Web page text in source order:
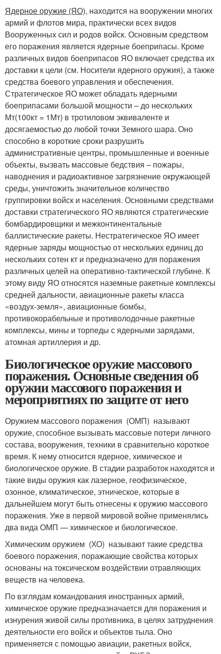
Ядерное оружие (ЯО), находится на вооружении многих
армий и флотов мира, практически всех видов
Вооруженных сил и родов войск. Основным средством
его поражения является ядерные боеприпасы. Кроме
различных видов боеприпасов ЯО включает средства их
доставки к цели (см. Носители ядерного оружия), а также
средства боевого управления и обеспечения.
Стратегическое ЯО может обладать ядерными
боеприпасами большой мощности – до нескольких
Мт(100кт = 1Мт) в тротиловом эквиваленте и
досягаемостью до любой точки Земного шара. Оно
способно в короткие сроки разрушить
административные центры, промышленные и военные
объекты, вызвать массовые бедствия – пожары,
наводнения и радиоактивное загрязнение окружающей
среды, уничтожить значительное количество
группировки войск и населения. Основными средствами
доставки стратегического ЯО являются стратегические
бомбардировщики и межконтинентальные
баллистические ракеты. Нестратегическое ЯО имеет
ядерные заряды мощностью от нескольких единиц до
нескольких сотен кт и предназначено для поражения
различных целей на оперативно-тактической глубине. К
этому виду ЯО относятся наземные ракетные комплексы
средней дальности, авиационные ракеты класса
«воздух-земля», авиационные бомбы,
противокорабельные и противолодочные ракетные
комплексы, мины и торпеды с ядерными зарядами,
атомная артиллерия и др.
Биологическое оружие массового
поражения. Основные сведения об
оружии массового поражения и
мероприятиях по защите от него
Оружием массового поражения (ОМП) называют
оружие, способное вызывать массовые потери личного
состава, вооружения, техники в сравнительно короткое
время. К нему относится ядерное, химическое и
биологическое оружие. В стадии разработок находятся и
такие виды оружия как лазерное, геофизическое,
озонное, климатическое, этническое, которые в
дальнейшем могут быть отнесены к оружию массового
поражения. Уже в первой мировой войне применялись
два вида ОМП — химическое и биологическое.
Химическим оружием (ХО) называют такие средства
боевого поражения, поражающие свойства которых
основаны на токсическом воздействии отравляющих
веществ на человека.
По взглядам командования иностранных армий,
химическое оружие предназначается для поражения и
изнурения живой силы противника, в целях затруднения
деятельности его войск и объектов тыла. Оно
применяется с помощью авиации, ракетных войск,